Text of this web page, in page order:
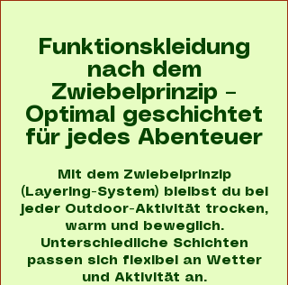
Funktionskleidung
nach dem
Zwiebelprinzip –
Optimal geschichtet
für jedes Abenteuer
Mit dem Zwiebelprinzip
(Layering-System) bleibst du bei
jeder Outdoor-Aktivität trocken,
warm und beweglich.
Unterschiedliche Schichten
passen sich flexibel an Wetter
und Aktivität an.